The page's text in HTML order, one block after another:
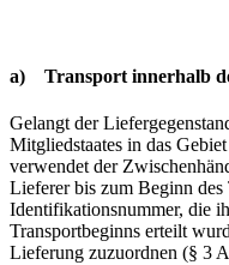
a) Transport innerhalb
Gelangt der
Mitgliedstaates in das
verwendet der
Lieferer bis zum Beginn des
Identifikationsnummer, die
Transportbeginns erteilt
Lieferung zuzuordnen (§ 3